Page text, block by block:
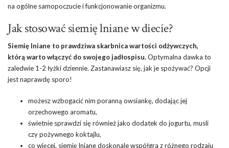
na ogólne samopoczucie i funkcjonowanie organizmu.
Jak stosować siemię lniane w diecie?
Siemię lniane to prawdziwa skarbnica wartości odżywczych,
którą warto włączyć do swojego jadłospisu.Optymalna dawka to
zaledwie 1-2 łyżki dziennie. Zastanawiasz się, jak je spożywać? Opcji
jest naprawdę sporo!
możesz wzbogacić nim poranną owsiankę, dodając jej
orzechowego aromatu,
świetnie sprawdzi się również jako dodatek do jogurtu, musli
czy pożywnego koktajlu,
co więcej, siemię lniane doskonale współgra z różnego rodzaju